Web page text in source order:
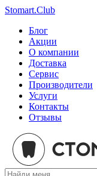
Stomart.Club
Блог
Акции
О компании
Доставка
Сервис
Производители
Услуги
Контакты
Отзывы